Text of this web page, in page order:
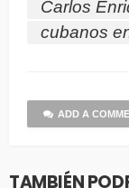
Carlos
cubanos
ADD A
TAMBIÉN